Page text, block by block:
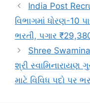
India Post
વિભાગમાં ધોરણ-10
ભરતી, પગાર
Shree
શ્રી સ્વામિનારાયણ
માટે વિવિધ પદો પર